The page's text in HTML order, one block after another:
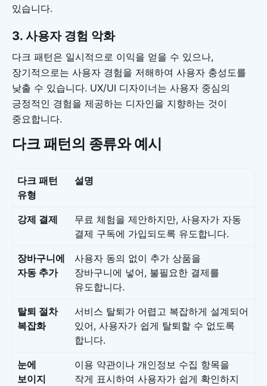
있습니다.
3. 사용자 경험 악화
다크 패턴은 일시적으로 이익을 얻을 수 있으나,
장기적으로는 사용자 경험을 저해하여 사용자 충성도를
낮출 수 있습니다. UX/UI 디자이너는 사용자 중심의
긍정적인 경험을 제공하는 디자인을 지향하는 것이
중요합니다.
다크 패턴의 종류와 예시
다크 패턴
유형
설명
강제 결제
무료 체험을 제안하지만, 사용자가 자동
결제 구독에 가입되도록 유도합니다.
장바구니에
자동 추가
사용자 동의 없이 추가 상품을
장바구니에 넣어, 불필요한 결제를
유도합니다.
탈퇴 절차
복잡화
서비스 탈퇴가 어렵고 복잡하게 설계되어
있어, 사용자가 쉽게 탈퇴할 수 없도록
합니다.
눈에
보이지
이용 약관이나 개인정보 수집 항목을
작게 표시하여 사용자가 쉽게 확인하지